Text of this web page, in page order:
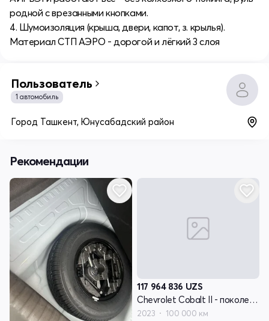
родной с врезанными кнопками.
4. Шумоизоляция (крыша, двери, капот, з. крылья).
Материал СТП АЭРО - дорогой и лёгкий 3 слоя
Пользователь
1 автомобиль
Город Ташкент, Юнусабадский район
Рекомендации
117 964 836 UZS
Chevrolet Cobalt II - поколение рестайлинг
2023 100 000 км